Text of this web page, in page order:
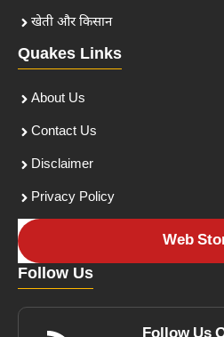
खेती और किसान
Quakes Links
About Us
Contact Us
Disclaimer
Privacy Policy
Web
Follow Us